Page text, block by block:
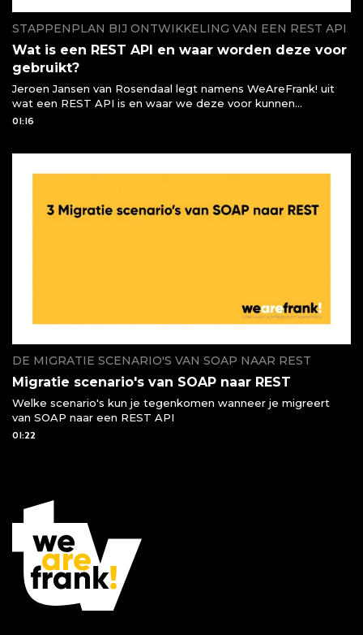
STAPPENPLAN BIJ ONTWIKKELING VAN EEN REST API
Wat is een REST API en waar worden deze voor
gebruikt?
Jeroen Jansen van Rosendaal legt namens WeAreFrank! uit
wat een REST API is en waar we deze voor kunnen
gebruiken of moeten gebruiken
01:16
DE MIGRATIE SCENARIO'S VAN SOAP NAAR REST
Migratie scenario's van SOAP naar REST
Welke scenario's kun je tegenkomen wanneer je migreert
van SOAP naar een REST API
01:22